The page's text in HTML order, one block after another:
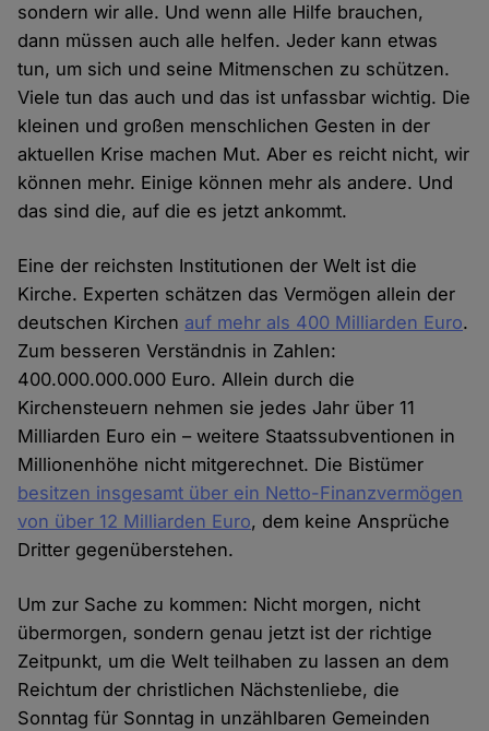
sondern wir alle. Und wenn alle Hilfe brauchen,
dann müssen auch alle helfen. Jeder kann etwas
tun, um sich und seine Mitmenschen zu schützen.
Viele tun das auch und das ist unfassbar wichtig. Die
kleinen und großen menschlichen Gesten in der
aktuellen Krise machen Mut. Aber es reicht nicht, wir
können mehr. Einige können mehr als andere. Und
das sind die, auf die es jetzt ankommt.
Eine der reichsten Institutionen der Welt ist die
Kirche. Experten schätzen das Vermögen allein der
deutschen Kirchen auf mehr als 400 Milliarden Euro.
Zum besseren Verständnis in Zahlen:
400.000.000.000 Euro. Allein durch die
Kirchensteuern nehmen sie jedes Jahr über 11
Milliarden Euro ein – weitere Staatssubventionen in
Millionenhöhe nicht mitgerechnet. Die Bistümer
besitzen insgesamt über ein Netto-Finanzvermögen
von über 12 Milliarden Euro, dem keine Ansprüche
Dritter gegenüberstehen.
Um zur Sache zu kommen: Nicht morgen, nicht
übermorgen, sondern genau jetzt ist der richtige
Zeitpunkt, um die Welt teilhaben zu lassen an dem
Reichtum der christlichen Nächstenliebe, die
Sonntag für Sonntag in unzählbaren Gemeinden